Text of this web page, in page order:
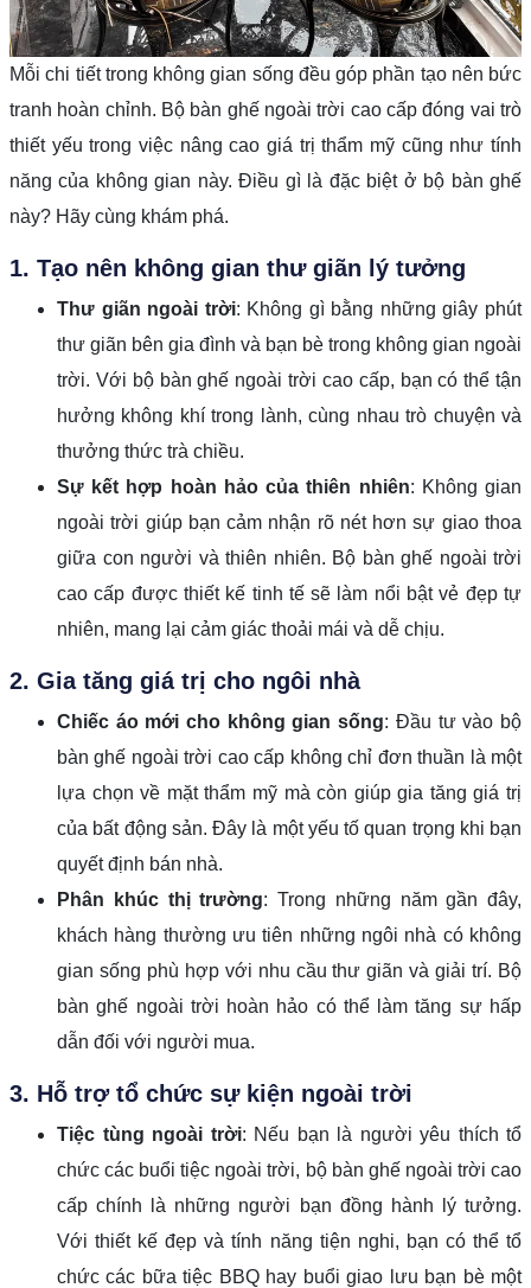
Mỗi chi tiết trong không gian sống đều góp phần tạo nên bức
tranh hoàn chỉnh. Bộ bàn ghế ngoài trời cao cấp đóng vai trò
thiết yếu trong việc nâng cao giá trị thẩm mỹ cũng như tính
năng của không gian này. Điều gì là đặc biệt ở bộ bàn ghế
này? Hãy cùng khám phá.
1. Tạo nên không gian thư giãn lý tưởng
Thư giãn ngoài trời: Không gì bằng những giây phút
thư giãn bên gia đình và bạn bè trong không gian ngoài
trời. Với bộ bàn ghế ngoài trời cao cấp, bạn có thể tận
hưởng không khí trong lành, cùng nhau trò chuyện và
thưởng thức trà chiều.
Sự kết hợp hoàn hảo của thiên nhiên: Không gian
ngoài trời giúp bạn cảm nhận rõ nét hơn sự giao thoa
giữa con người và thiên nhiên. Bộ bàn ghế ngoài trời
cao cấp được thiết kế tinh tế sẽ làm nổi bật vẻ đẹp tự
nhiên, mang lại cảm giác thoải mái và dễ chịu.
2. Gia tăng giá trị cho ngôi nhà
Chiếc áo mới cho không gian sống: Đầu tư vào bộ
bàn ghế ngoài trời cao cấp không chỉ đơn thuần là một
lựa chọn về mặt thẩm mỹ mà còn giúp gia tăng giá trị
của bất động sản. Đây là một yếu tố quan trọng khi bạn
quyết định bán nhà.
Phân khúc thị trường: Trong những năm gần đây,
khách hàng thường ưu tiên những ngôi nhà có không
gian sống phù hợp với nhu cầu thư giãn và giải trí. Bộ
bàn ghế ngoài trời hoàn hảo có thể làm tăng sự hấp
dẫn đối với người mua.
3. Hỗ trợ tổ chức sự kiện ngoài trời
Tiệc tùng ngoài trời: Nếu bạn là người yêu thích tổ
chức các buổi tiệc ngoài trời, bộ bàn ghế ngoài trời cao
cấp chính là những người bạn đồng hành lý tưởng.
Với thiết kế đẹp và tính năng tiện nghi, bạn có thể tổ
chức các bữa tiệc BBQ hay buổi giao lưu bạn bè một